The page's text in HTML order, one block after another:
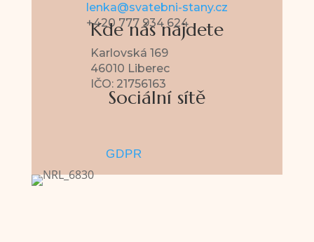
lenka@svatebni-stany.cz
+420 777 934 624
Kde nás najdete
Karlovská 169
46010 Liberec
IČO: 21756163
Sociální sítě
SledovatSledovat
GDPR